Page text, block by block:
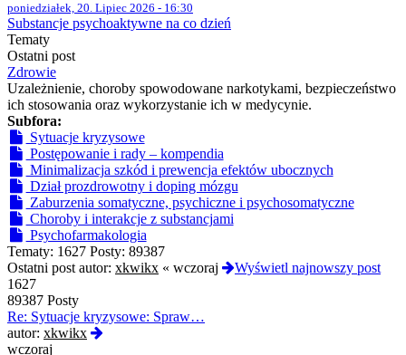
poniedziałek, 20. Lipiec 2026 - 16:30
Substancje psychoaktywne na co dzień
Tematy
Ostatni post
Zdrowie
Uzależnienie, choroby spowodowane narkotykami, bezpieczeństwo
ich stosowania oraz wykorzystanie ich w medycynie.
Subfora:
Sytuacje kryzysowe
Postępowanie i rady – kompendia
Minimalizacja szkód i prewencja efektów ubocznych
Dział prozdrowotny i doping mózgu
Zaburzenia somatyczne, psychiczne i psychosomatyczne
Choroby i interakcje z substancjami
Psychofarmakologia
Tematy: 1627 Posty: 89387
Ostatni post autor: xkwikx « wczoraj
Wyświetl najnowszy post
1627
89387 Posty
Re: Sytuacje kryzysowe: Spraw…
autor: xkwikx
wczoraj